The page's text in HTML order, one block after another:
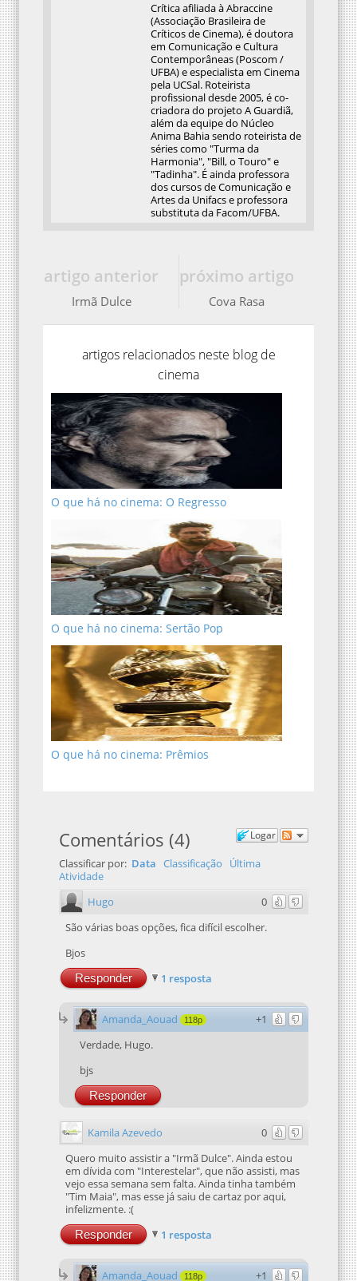
Crítica afiliada à Abraccine
(Associação Brasileira de
Críticos de Cinema), é doutora
em Comunicação e Cultura
Contemporâneas (Poscom /
UFBA) e especialista em Cinema
pela UCSal. Roteirista
profissional desde 2005, é co-
criadora do projeto A Guardiã,
além da equipe do Núcleo
Anima Bahia sendo roteirista de
séries como "Turma da
Harmonia", "Bill, o Touro" e
"Tadinha". É ainda professora
dos cursos de Comunicação e
Artes da Unifacs e professora
substituta da Facom/UFBA.
próximo artigo
Cova Rasa
artigo anterior
Irmã Dulce
artigos relacionados neste blog de
cinema
O que há no cinema: O Regresso
O que há no cinema: Sertão Pop
O que há no cinema: Prêmios
Logar
Comentários (4)
Classificar por: Data Classificação
Última
Atividade
0
Hugo
São várias boas opções, fica difícil escolher.
Bjos
Responder 1 resposta
+1
Amanda_Aouad 118p
Verdade, Hugo.
bjs
Responder
0
Kamila Azevedo
Quero muito assistir a "Irmã Dulce". Ainda estou
em dívida com "Interestelar", que não assisti, mas
vejo essa semana sem falta. Ainda tinha também
"Tim Maia", mas esse já saiu de cartaz por aqui,
infelizmente. :(
Responder 1 resposta
+1
Amanda_Aouad 118p